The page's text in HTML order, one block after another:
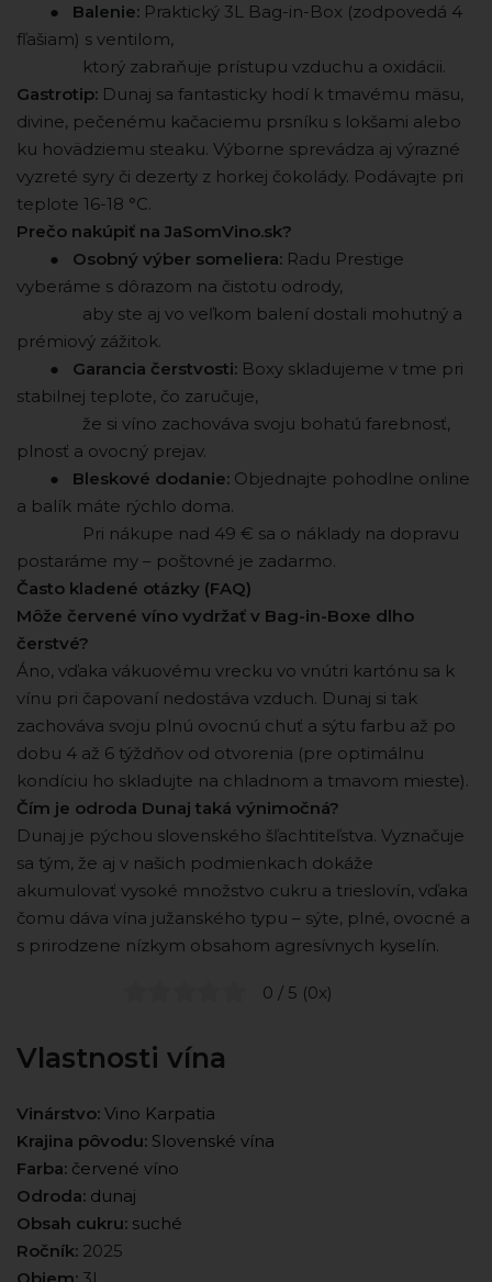
⠀ ⠀ ● Balenie: Praktický 3L Bag-in-Box (zodpovedá 4
fľašiam) s ventilom,
⠀ ⠀ ⠀ ⠀ ktorý zabraňuje prístupu vzduchu a oxidácii.
Gastrotip: Dunaj sa fantasticky hodí k tmavému mäsu,
divine, pečenému kačaciemu prsníku s lokšami alebo
ku hovädziemu steaku. Výborne sprevádza aj výrazné
vyzreté syry či dezerty z horkej čokolády. Podávajte pri
teplote 16-18 °C.
Prečo nakúpiť na JaSomVino.sk?
⠀ ⠀ ● Osobný výber someliera: Radu Prestige
vyberáme s dôrazom na čistotu odrody,
⠀ ⠀ ⠀ ⠀ aby ste aj vo veľkom balení dostali mohutný a
prémiový zážitok.
⠀ ⠀ ● Garancia čerstvosti: Boxy skladujeme v tme pri
stabilnej teplote, čo zaručuje,
⠀ ⠀ ⠀ ⠀ že si víno zachováva svoju bohatú farebnosť,
plnosť a ovocný prejav.
⠀ ⠀ ● Bleskové dodanie: Objednajte pohodlne online
a balík máte rýchlo doma.
⠀ ⠀ ⠀ ⠀ Pri nákupe nad 49 € sa o náklady na dopravu
postaráme my – poštovné je zadarmo.
Často kladené otázky (FAQ)
Môže červené víno vydržať v Bag-in-Boxe dlho
čerstvé?
Áno, vďaka vákuovému vrecku vo vnútri kartónu sa k
vínu pri čapovaní nedostáva vzduch. Dunaj si tak
zachováva svoju plnú ovocnú chuť a sýtu farbu až po
dobu 4 až 6 týždňov od otvorenia (pre optimálnu
kondíciu ho skladujte na chladnom a tmavom mieste).
Čím je odroda Dunaj taká výnimočná?
Dunaj je pýchou slovenského šľachtiteľstva. Vyznačuje
sa tým, že aj v našich podmienkach dokáže
akumulovať vysoké množstvo cukru a trieslovín, vďaka
čomu dáva vína južanského typu – sýte, plné, ovocné a
s prirodzene nízkym obsahom agresívnych kyselín.
0 / 5 (0x)
Vlastnosti vína
Vinárstvo: Vino Karpatia
Krajina pôvodu: Slovenské vína
Farba: červené víno
Odroda: dunaj
Obsah cukru: suché
Ročník: 2025
Objem: 3l